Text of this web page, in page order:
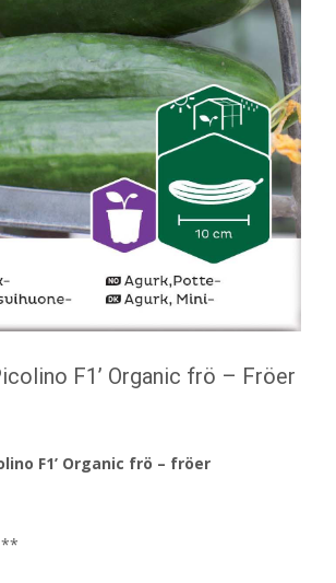
F1’ Organic frö – Fröer
F1’ Organic frö – fröer
**